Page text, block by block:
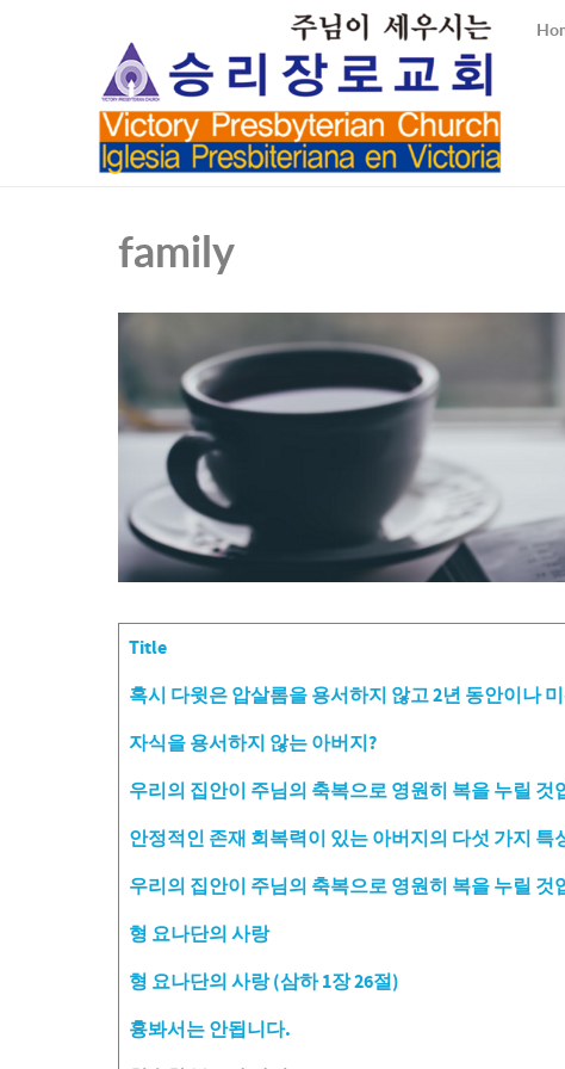
family
Articles
Title
혹시 다윗은 압살롬을 용서하지 않고 2년 동안이나
자식을 용서하지 않는 아버지?
우리의 집안이 주님의 축복으로 영원히 복을 누릴 것
안정적인 존재 회복력이 있는 아버지의 다섯 가지 특
우리의 집안이 주님의 축복으로 영원히 복을 누릴 것
형 요나단의 사랑
형 요나단의 사랑 (삼하 1장 26절)
흉봐서는 안됩니다.